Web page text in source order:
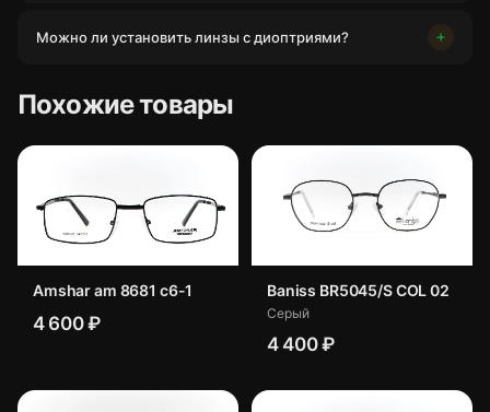
Можно ли установить линзы с диоптриями?
Похожие товары
Amshar am 8681 c6-1
4 600 ₽
Baniss BR5045/S COL 02
Серый
4 400 ₽